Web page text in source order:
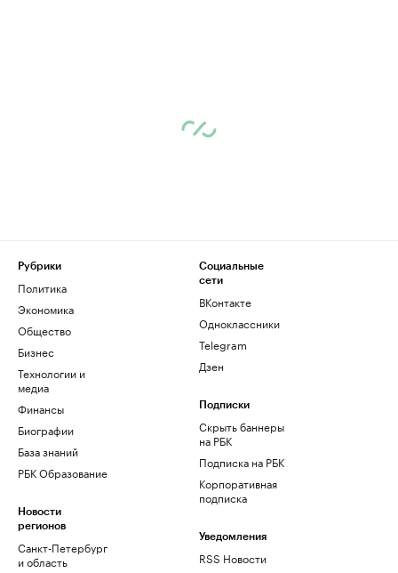
Рубрики
Политика
Экономика
Общество
Бизнес
Технологии и
медиа
Финансы
Биографии
База знаний
РБК Образование
Новости
регионов
Санкт-Петербург
и область
Социальные
сети
ВКонтакте
Одноклассники
Telegram
Дзен
Подписки
Скрыть баннеры
на РБК
Подписка на РБК
Корпоративная
подписка
Уведомления
RSS Новости